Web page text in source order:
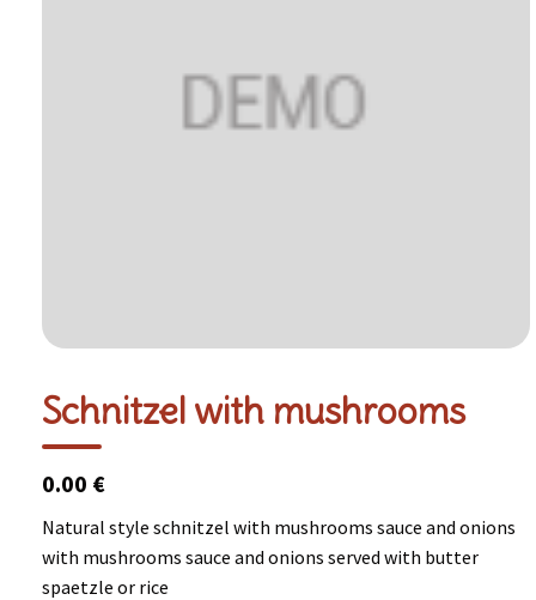
Schnitzel with mushrooms
0.00 €
Natural style schnitzel with mushrooms sauce and onions
with mushrooms sauce and onions served with butter
spaetzle or rice